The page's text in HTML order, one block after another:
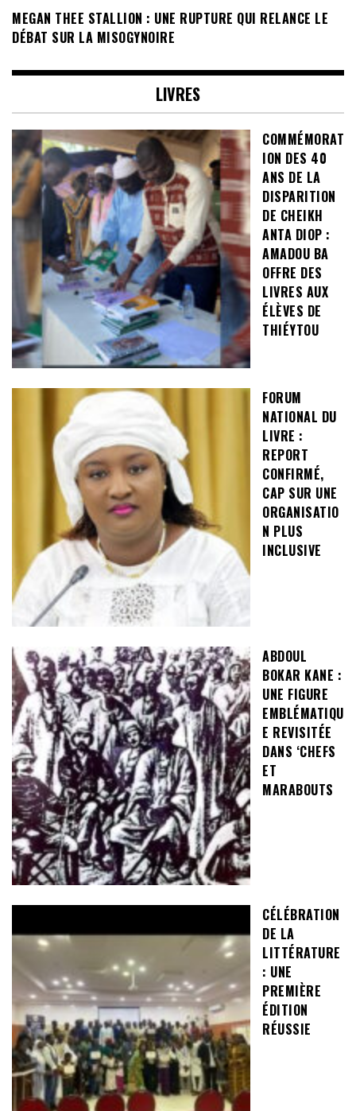
MEGAN THEE STALLION : UNE RUPTURE QUI RELANCE LE
DÉBAT SUR LA MISOGYNOIRE
LIVRES
COMMÉMORAT
ION DES 40
ANS DE LA
DISPARITION
DE CHEIKH
ANTA DIOP :
AMADOU BA
OFFRE DES
LIVRES AUX
ÉLÈVES DE
THIÉYTOU
FORUM
NATIONAL DU
LIVRE :
REPORT
CONFIRMÉ,
CAP SUR UNE
ORGANISATIO
N PLUS
INCLUSIVE
ABDOUL
BOKAR KANE :
UNE FIGURE
EMBLÉMATIQU
E REVISITÉE
DANS ‘CHEFS
ET
MARABOUTS
CÉLÉBRATION
DE LA
LITTÉRATURE
: UNE
PREMIÈRE
ÉDITION
RÉUSSIE